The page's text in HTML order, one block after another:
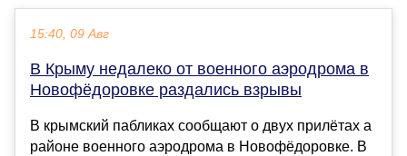
15:40, 09 Авг
В Крыму недалеко от военного аэродрома в
Новофёдоровке раздались взрывы
В крымский пабликах сообщают о двух прилётах а
районе военного аэродрома в Новофёдоровке. В